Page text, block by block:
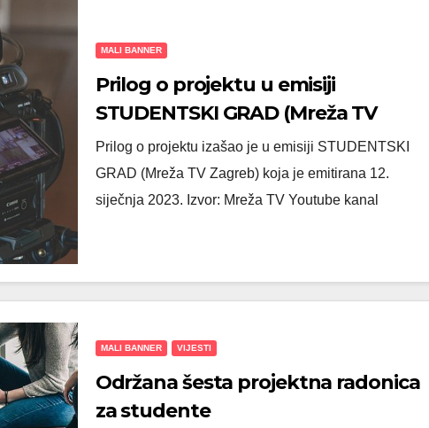
MALI BANNER
Prilog o projektu u emisiji
STUDENTSKI GRAD (Mreža TV
Zagreb)
Prilog o projektu izašao je u emisiji STUDENTSKI
GRAD (Mreža TV Zagreb) koja je emitirana 12.
siječnja 2023. Izvor: Mreža TV Youtube kanal
MALI BANNER VIJESTI
Održana šesta projektna radonica
za studente